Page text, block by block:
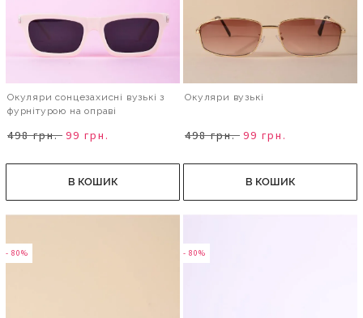
Окуляри сонцезахисні вузькі з
фурнітурою на оправі
498 грн. 99 грн.
В КОШИК
Окуляри вузькі
498 грн. 99 грн.
В КОШИК
- 80% - 80%